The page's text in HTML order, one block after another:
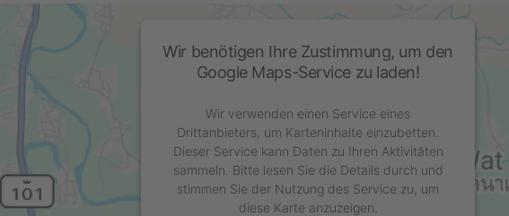
Wir benötigen Ihre Zustimmung, um den
Google Maps-Service zu laden!
Wir verwenden einen Service eines
Drittanbieters, um Karteninhalte einzubetten.
Dieser Service kann Daten zu Ihren Aktivitäten
sammeln. Bitte lesen Sie die Details durch und
stimmen Sie der Nutzung des Service zu, um
diese Karte anzuzeigen.